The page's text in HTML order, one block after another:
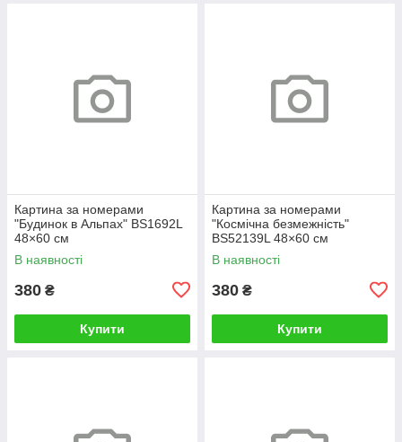
Картина за номерами
"Будинок в Альпах" BS1692L
48×60 см
В наявності
380 ₴
Купити
Картина за номерами
"Космічна безмежність"
BS52139L 48×60 см
В наявності
380 ₴
Купити